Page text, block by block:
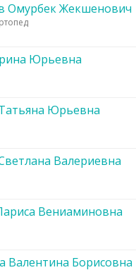
Омурбек Жекшенович
Юрьевна
Юрьевна
Валериевна
Вениаминовна
Валентина Борисовна